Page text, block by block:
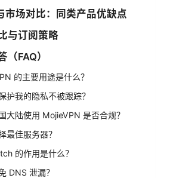
市场对比：同类产品优缺点
与订阅策略
（FAQ）
的主要用途是什么？
护我的隐私不被跟踪？
大陆使用 MojieVPN 是否合规？
最佳服务器？
的作用是什么？
DNS 泄漏？